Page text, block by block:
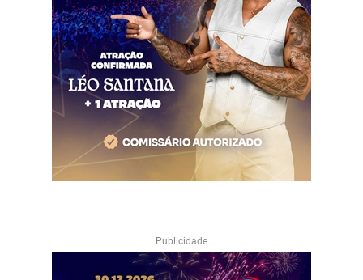
Publicidade